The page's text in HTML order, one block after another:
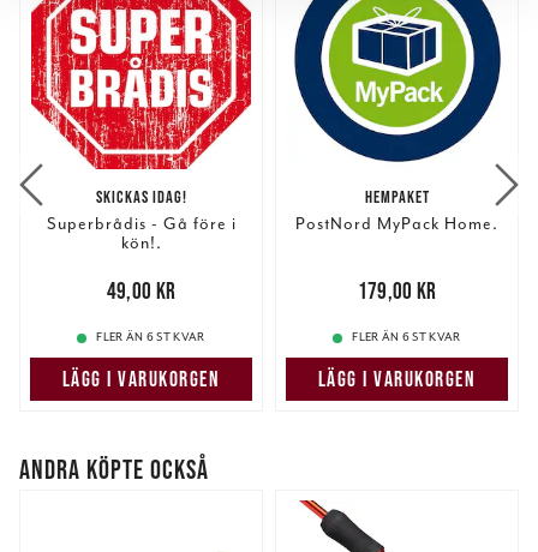
för sociala medier och analysera vår trafik. Vi
vidarebefordrar även sådana identifierare och annan
information från din enhet till de sociala medier och
annons- och analysföretag som vi samarbetar med.
Dessa kan i sin tur kombinera informationen med annan
information som du har tillhandahållit eller som de har
samlat in när du har använt deras tjänster.
SKICKAS IDAG!
Superbrådis - Gå före i
kön!.
49,00 kr
49,00 kr
FLER ÄN 6 ST KVAR
LÄGG I VARUKORGEN
HEMPAKET
PostNord MyPack Home.
179,00 kr
179,00 kr
FLER ÄN 6 ST KVAR
LÄGG I VARUKORGEN
ANDRA KÖPTE OCKSÅ